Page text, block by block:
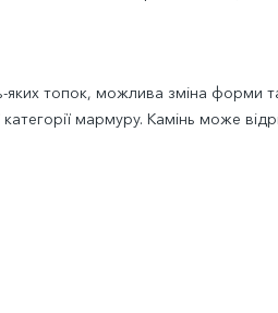
топок, можлива зміна форми та
мармуру. Камінь може